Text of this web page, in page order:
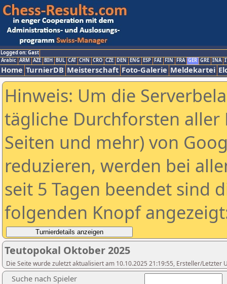
Logged on: Gast
Arabic ARM AZE BIH BUL CAT CHN CRO CZE DEN ENG ESP FAI FIN FRA GER GRE INA
Home TurnierDB Meisterschaft Foto-Galerie Meldekartei
Hinweis: Um die
tägliche Durchforsten aller
Seiten und mehr) von
reduzieren, werden bei
seit 5 Tagen beendet sind
folgenden Knopf
Teutopokal Oktober 2025
Die Seite wurde zuletzt aktualisiert am 10.10.2025 21:19:55, Ersteller/Letzter
Suche nach Spieler